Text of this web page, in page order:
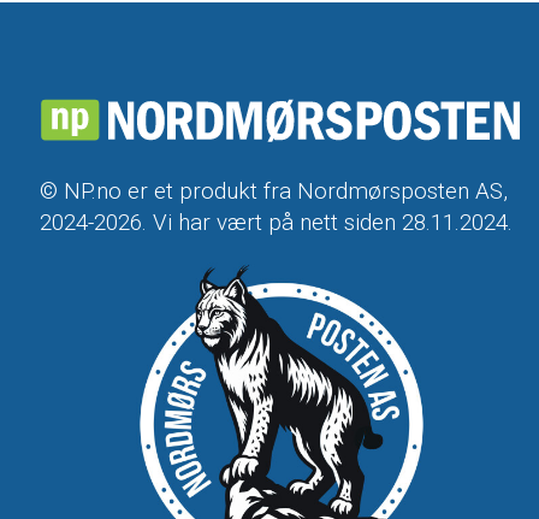
© NP.no er et produkt fra Nordmørsposten AS,
2024-2026. Vi har vært på nett siden 28.11.2024.